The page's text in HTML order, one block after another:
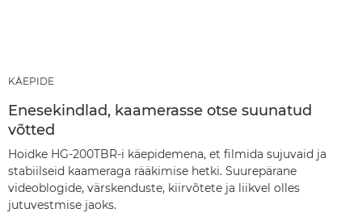
KÄEPIDE
Enesekindlad, kaamerasse otse suunatud
võtted
Hoidke HG-200TBR-i käepidemena, et filmida sujuvaid ja
stabiilseid kaameraga rääkimise hetki. Suurepärane
videoblogide, värskenduste, kiirvõtete ja liikvel olles
jutuvestmise jaoks.